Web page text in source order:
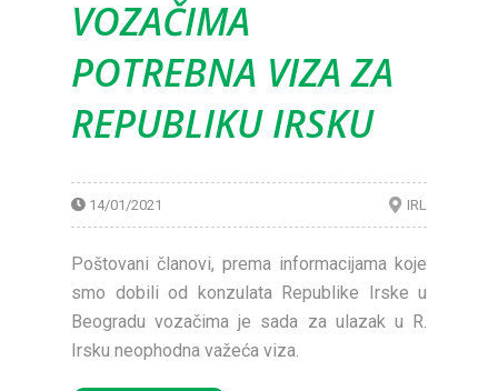
VOZAČIMA
POTREBNA VIZA ZA
REPUBLIKU IRSKU
14/01/2021 IRL
Poštovani članovi, prema informacijama koje
smo dobili od konzulata Republike Irske u
Beogradu vozačima je sada za ulazak u R.
Irsku neophodna važeća viza.